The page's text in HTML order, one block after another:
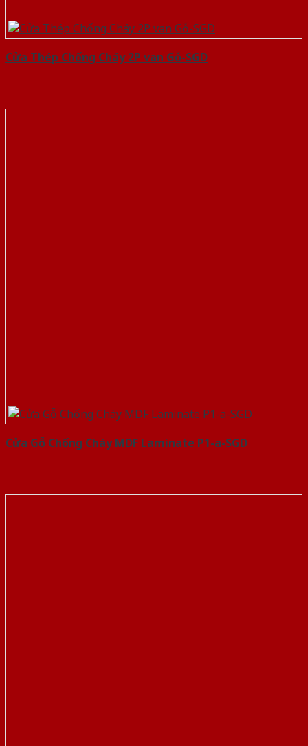
Cửa Thép Chống Cháy 2P van Gỗ-SGD
Cửa Gỗ Chống Cháy MDF Laminate P1-a-SGD